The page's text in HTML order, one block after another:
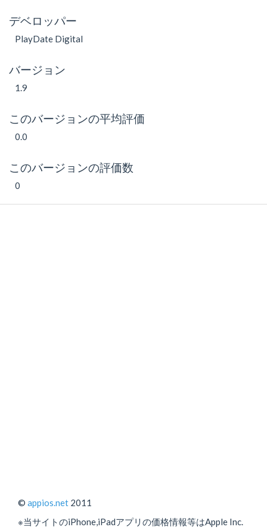
デベロッパー
PlayDate Digital
バージョン
1.9
このバージョンの平均評価
0.0
このバージョンの評価数
0
© appios.net 2011
※当サイトのiPhone,iPadアプリの価格情報等はApple Inc.